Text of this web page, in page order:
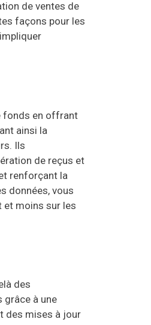
de ventes de
façons pour les
fonds en offrant
ainsi la
Ils
de reçus et
renforçant la
données, vous
et moins sur les
des
à une
des mises à jour